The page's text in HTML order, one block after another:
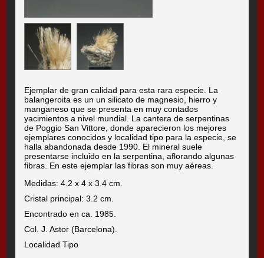
Ejemplar de gran calidad para esta rara especie. La
balangeroita es un un silicato de magnesio, hierro y
manganeso que se presenta en muy contados
yacimientos a nivel mundial. La cantera de serpentinas
de Poggio San Vittore, donde aparecieron los mejores
ejemplares conocidos y localidad tipo para la especie, se
halla abandonada desde 1990. El mineral suele
presentarse incluido en la serpentina, aflorando algunas
fibras. En este ejemplar las fibras son muy aéreas.
Medidas: 4.2 x 4 x 3.4 cm.
Cristal principal: 3.2 cm.
Encontrado en ca. 1985.
Col. J. Astor (Barcelona).
Localidad Tipo